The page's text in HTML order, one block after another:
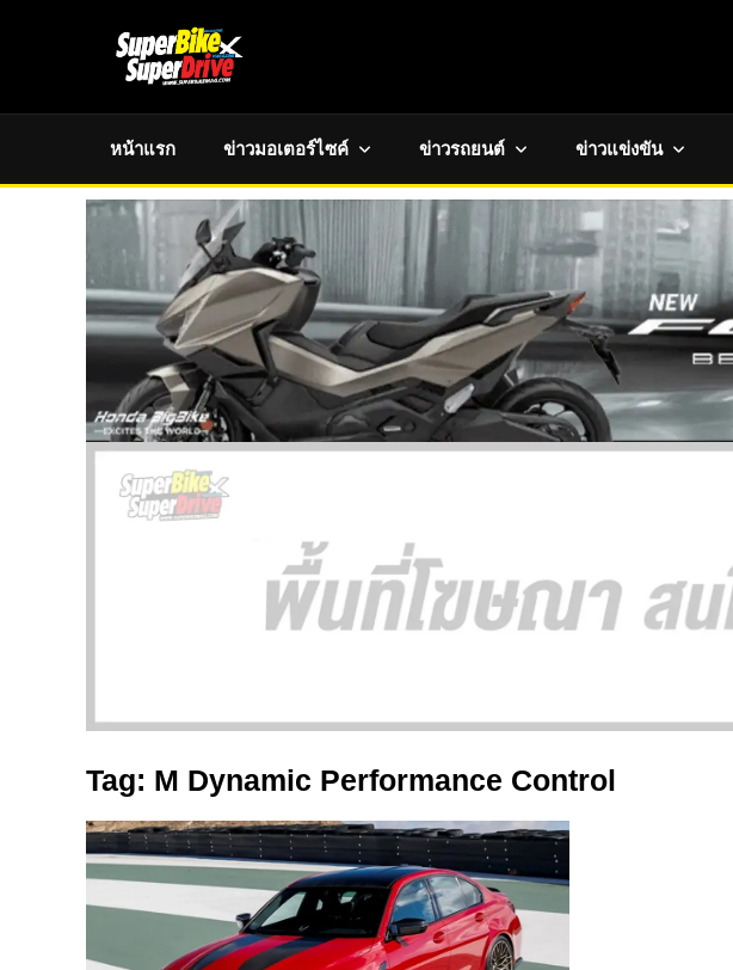
หน้าแรก ข่าวมอเตอร์ไซค์ ข่าวรถยนต์ ข่าวแข่งขัน
Tag: M Dynamic Performance Control